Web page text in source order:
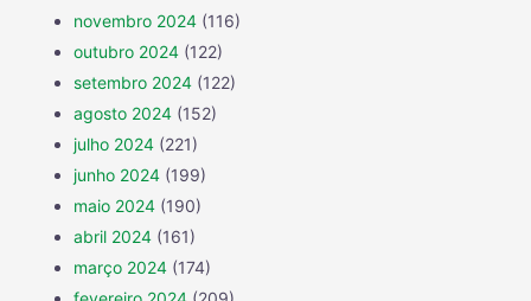
novembro 2024 (116)
outubro 2024 (122)
setembro 2024 (122)
agosto 2024 (152)
julho 2024 (221)
junho 2024 (199)
maio 2024 (190)
abril 2024 (161)
março 2024 (174)